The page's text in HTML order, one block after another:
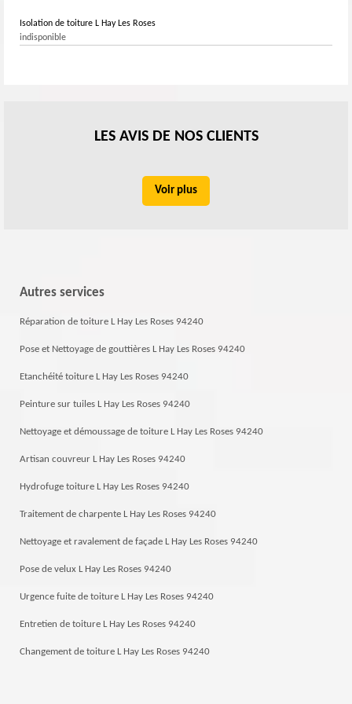
Isolation de toiture L Hay Les Roses
indisponible
LES AVIS DE NOS CLIENTS
Voir plus
Autres services
Réparation de toiture L Hay Les Roses 94240
Pose et Nettoyage de gouttières L Hay Les Roses 94240
Etanchéité toiture L Hay Les Roses 94240
Peinture sur tuiles L Hay Les Roses 94240
Nettoyage et démoussage de toiture L Hay Les Roses 94240
Artisan couvreur L Hay Les Roses 94240
Hydrofuge toiture L Hay Les Roses 94240
Traitement de charpente L Hay Les Roses 94240
Nettoyage et ravalement de façade L Hay Les Roses 94240
Pose de velux L Hay Les Roses 94240
Urgence fuite de toiture L Hay Les Roses 94240
Entretien de toiture L Hay Les Roses 94240
Changement de toiture L Hay Les Roses 94240